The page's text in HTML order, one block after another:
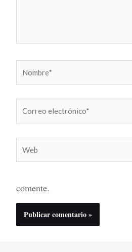
electrónico*
comente.